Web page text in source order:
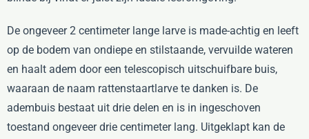
De ongeveer 2 centimeter lange larve is made-achtig en leeft
op de bodem van ondiepe en stilstaande, vervuilde wateren
en haalt adem door een telescopisch uitschuifbare buis,
waaraan de naam rattenstaartlarve te danken is. De
adembuis bestaat uit drie delen en is in ingeschoven
toestand ongeveer drie centimeter lang. Uitgeklapt kan de